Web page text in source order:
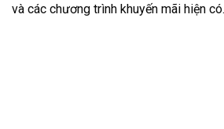
và các chương trình khuyến mãi hiện có.